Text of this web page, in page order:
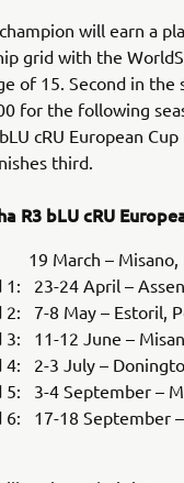
will earn a
grid with the
of 15. Second in
for the following
cRU European
third.
R3 bLU cRU
March – Misano,
1: 23-24 April –
2: 7-8 May – Estoril,
3: 11-12 June –
4: 2-3 July –
5: 3-4 September –
6: 17-18 September